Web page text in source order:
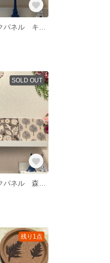
SOLD OUT
残り1点